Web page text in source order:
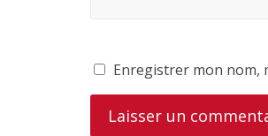
Enregistrer mon nom,